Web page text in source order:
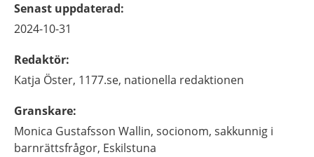
Senast uppdaterad:
2024-10-31
Redaktör:
Katja Öster, 1177.se, nationella redaktionen
Granskare:
Monica Gustafsson Wallin, socionom, sakkunnig i
barnrättsfrågor, Eskilstuna